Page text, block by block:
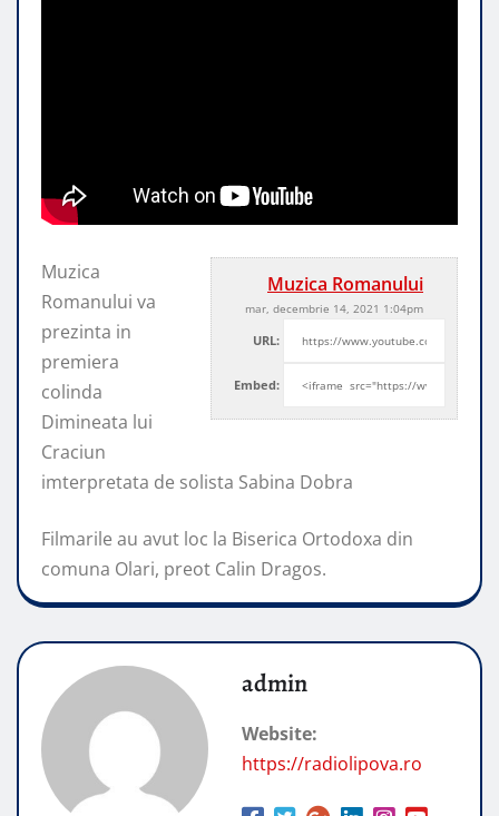
Muzica Romanului
mar, decembrie 14, 2021 1:04pm
URL:
Embed:
Muzica
Romanului va
prezinta in
premiera
colinda
Dimineata lui
Craciun
imterpretata de solista Sabina Dobra
Filmarile au avut loc la Biserica Ortodoxa din
comuna Olari, preot Calin Dragos.
admin
Website:
https://radiolipova.ro